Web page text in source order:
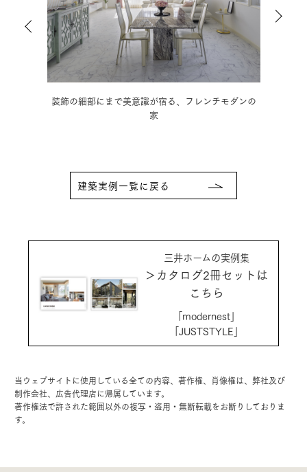
木の温もりに和の趣を取り入れた、情緒豊かな3階建
住宅
建築実例一覧に戻る
三井ホームの実例集
＞カタログ2冊セットは
こちら
「modernest」
「JUSTSTYLE」
当ウェブサイトに使用している全ての内容、著作権、肖像権は、弊社及び
制作会社、広告代理店に帰属しています。
著作権法で許された範囲以外の複写・盗用・無断転載をお断りしておりま
す。